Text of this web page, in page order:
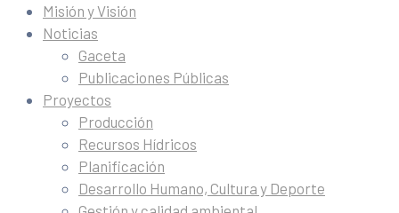
Misión y Visión
Noticias
Gaceta
Publicaciones Públicas
Proyectos
Producción
Recursos Hídricos
Planificación
Desarrollo Humano, Cultura y Deporte